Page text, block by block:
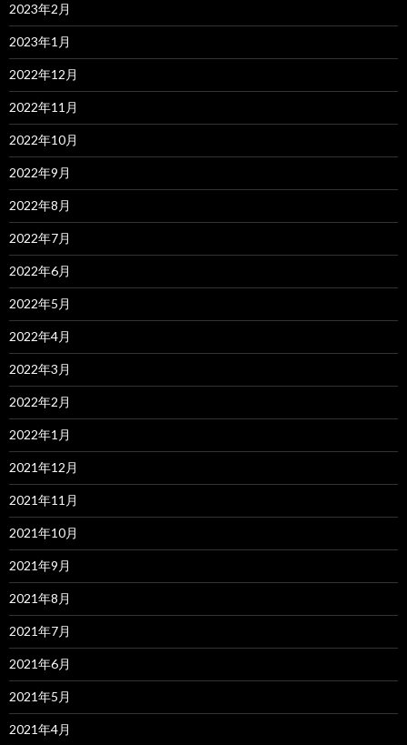
2023年2月
2023年1月
2022年12月
2022年11月
2022年10月
2022年9月
2022年8月
2022年7月
2022年6月
2022年5月
2022年4月
2022年3月
2022年2月
2022年1月
2021年12月
2021年11月
2021年10月
2021年9月
2021年8月
2021年7月
2021年6月
2021年5月
2021年4月